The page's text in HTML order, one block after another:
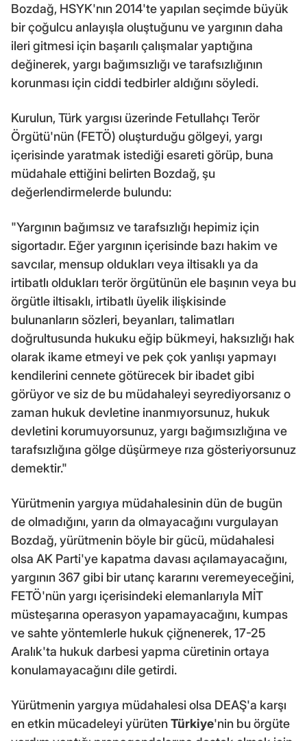
Bozdağ, HSYK'nın 2014'te yapılan seçimde büyük
bir çoğulcu anlayışla oluştuğunu ve yargının daha
ileri gitmesi için başarılı çalışmalar yaptığına
değinerek, yargı bağımsızlığı ve tarafsızlığının
korunması için ciddi tedbirler aldığını söyledi.
Kurulun, Türk yargısı üzerinde Fetullahçı Terör
Örgütü'nün (FETÖ) oluşturduğu gölgeyi, yargı
içerisinde yaratmak istediği esareti görüp, buna
müdahale ettiğini belirten Bozdağ, şu
değerlendirmelerde bulundu:
"Yargının bağımsız ve tarafsızlığı hepimiz için
sigortadır. Eğer yargının içerisinde bazı hakim ve
savcılar, mensup oldukları veya iltisaklı ya da
irtibatlı oldukları terör örgütünün ele başının veya bu
örgütle iltisaklı, irtibatlı üyelik ilişkisinde
bulunanların sözleri, beyanları, talimatları
doğrultusunda hukuku eğip bükmeyi, haksızlığı hak
olarak ikame etmeyi ve pek çok yanlışı yapmayı
kendilerini cennete götürecek bir ibadet gibi
görüyor ve siz de bu müdahaleyi seyrediyorsanız o
zaman hukuk devletine inanmıyorsunuz, hukuk
devletini korumuyorsunuz, yargı bağımsızlığına ve
tarafsızlığına gölge düşürmeye rıza gösteriyorsunuz
demektir."
Yürütmenin yargıya müdahalesinin dün de bugün
de olmadığını, yarın da olmayacağını vurgulayan
Bozdağ, yürütmenin böyle bir gücü, müdahalesi
olsa AK Parti'ye kapatma davası açılamayacağını,
yargının 367 gibi bir utanç kararını veremeyeceğini,
FETÖ'nün yargı içerisindeki elemanlarıyla MİT
müsteşarına operasyon yapamayacağını, kumpas
ve sahte yöntemlerle hukuk çiğnenerek, 17-25
Aralık'ta hukuk darbesi yapma cüretinin ortaya
konulamayacağını dile getirdi.
Yürütmenin yargıya müdahalesi olsa DEAŞ'a karşı
en etkin mücadeleyi yürütenTürkiye'nin bu örgüte